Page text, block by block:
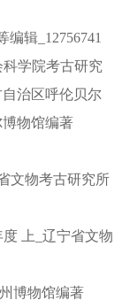
辑_12756741
科学院考古研究
治区呼伦贝尔
物馆编著
文物考古研究所
上_辽宁省文物
博物馆编著